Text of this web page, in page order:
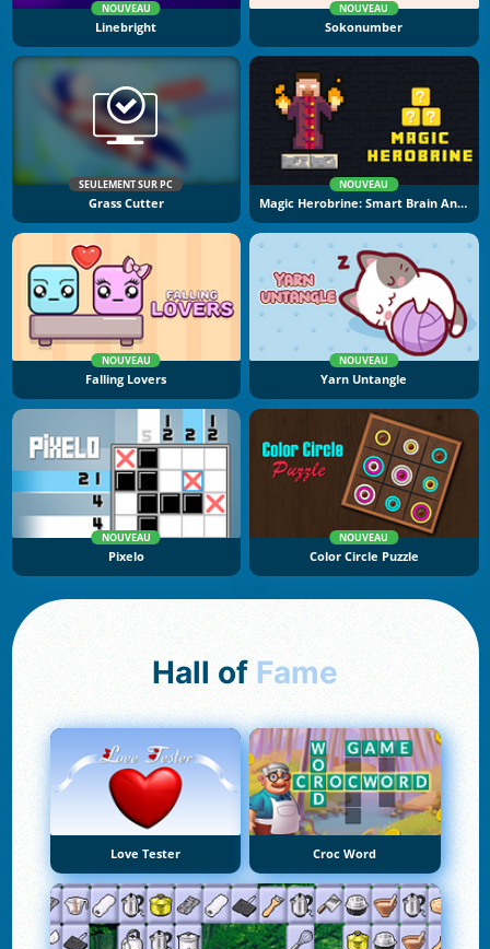
NOUVEAU
Linebright
NOUVEAU
Sokonumber
SEULEMENT SUR PC
Grass Cutter
NOUVEAU
Magic Herobrine: Smart Brain And Puzzle Quest
NOUVEAU
Falling Lovers
NOUVEAU
Yarn Untangle
NOUVEAU
Pixelo
NOUVEAU
Color Circle Puzzle
Hall of Fame
Love Tester Croc Word